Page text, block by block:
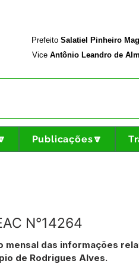
Prefeito Salatiel Pinheiro
Vice Antônio Leandro de
Publicações🔽
N°14264
mensal das informações
de Rodrigues Alves.